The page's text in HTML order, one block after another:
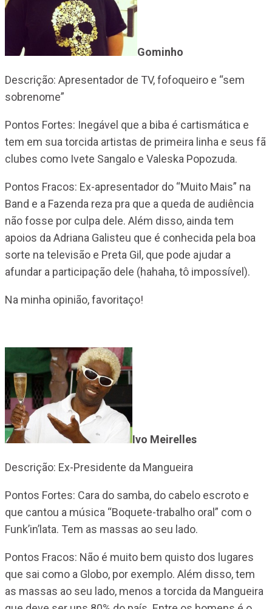
Gominho
Descrição: Apresentador de TV, fofoqueiro e “sem
sobrenome”
Pontos Fortes: Inegável que a biba é cartismática e
tem em sua torcida artistas de primeira linha e seus fã
clubes como Ivete Sangalo e Valeska Popozuda.
Pontos Fracos: Ex-apresentador do “Muito Mais” na
Band e a Fazenda reza pra que a queda de audiência
não fosse por culpa dele. Além disso, ainda tem
apoios da Adriana Galisteu que é conhecida pela boa
sorte na televisão e Preta Gil, que pode ajudar a
afundar a participação dele (hahaha, tô impossível).
Na minha opinião, favoritaço!
Ivo Meirelles
Descrição: Ex-Presidente da Mangueira
Pontos Fortes: Cara do samba, do cabelo escroto e
que cantou a música “Boquete-trabalho oral” com o
Funk’in’lata. Tem as massas ao seu lado.
Pontos Fracos: Não é muito bem quisto dos lugares
que sai como a Globo, por exemplo. Além disso, tem
as massas ao seu lado, menos a torcida da Mangueira